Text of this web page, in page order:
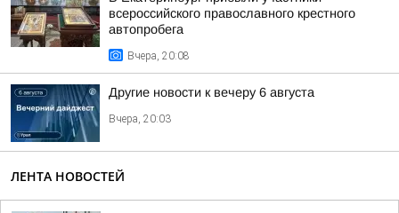
всероссийского православного крестного
автопробега
Вчера, 20:08
Другие новости к вечеру 6 августа
Вчера, 20:03
ЛЕНТА НОВОСТЕЙ